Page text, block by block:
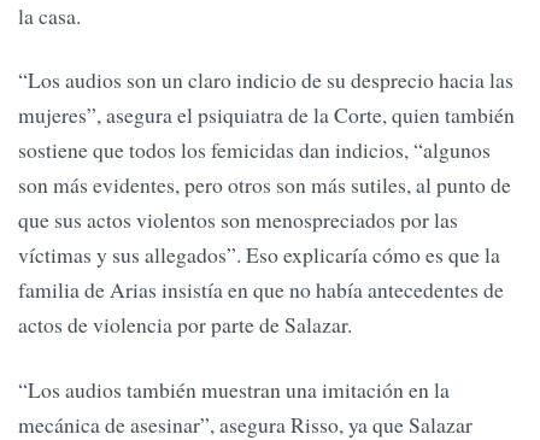
la casa.
“Los audios son un claro indicio de su desprecio hacia las
mujeres”, asegura el psiquiatra de la Corte, quien también
sostiene que todos los femicidas dan indicios, “algunos
son más evidentes, pero otros son más sutiles, al punto de
que sus actos violentos son menospreciados por las
víctimas y sus allegados”. Eso explicaría cómo es que la
familia de Arias insistía en que no había antecedentes de
actos de violencia por parte de Salazar.
“Los audios también muestran una imitación en la
mecánica de asesinar”, asegura Risso, ya que Salazar